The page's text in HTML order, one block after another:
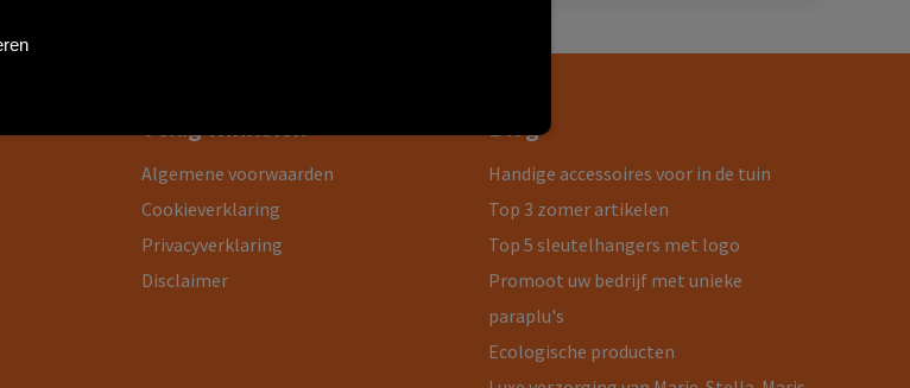
Veilig winkelen
Algemene voorwaarden
Cookieverklaring
Privacyverklaring
Disclaimer
Blog
Handige accessoires voor in de tuin
Top 3 zomer artikelen
Top 5 sleutelhangers met logo
Promoot uw bedrijf met unieke
paraplu's
Ecologische producten